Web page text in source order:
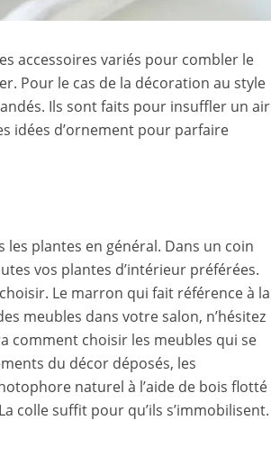
accessoires variés pour combler le
Pour le cas de la décoration au style
Ils sont faits pour insuffler un air
idées d’ornement pour parfaire
plantes en général. Dans un coin
vos plantes d’intérieur préférées.
Le marron qui fait référence à la
meubles dans votre salon, n’hésitez
comment choisir les meubles qui se
du décor déposés, les
naturel à l’aide de bois flotté
colle suffit pour qu’ils s’immobilisent.